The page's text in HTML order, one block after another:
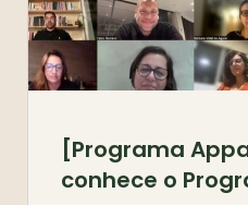
[Programa
conhece o